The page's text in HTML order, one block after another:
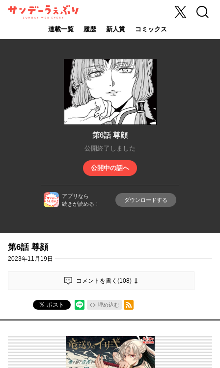
サンデーうぇ
連載一覧 履歴 新人賞 コミックス
X 検索
第6話 尊顔
公開終了しました
公開中の話へ
アプリなら
続きが読める！
ダウンロードする
第6話 尊顔
2023年11月19日
コメントを書く(108)
ポスト 埋め込む
RSSフィード